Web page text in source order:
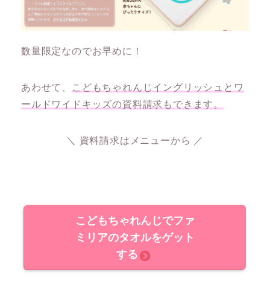
数量限定なのでお早めに！
あわせて、
こどもちゃれんじイングリッシュとワ
ールドワイドキッズの資料請求もできます。
＼ 資料請求はメニューから ／
こどもちゃれんじでファ
ミリアのタオルをゲット
する